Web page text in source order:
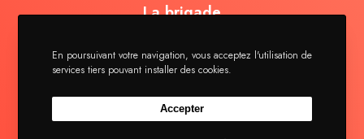
La brigade
Actualités
En poursuivant votre navigation, vous acceptez l'utilisation de
services tiers pouvant installer des cookies.
Accepter